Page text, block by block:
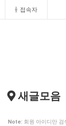
접속자
새글모음
Note: 회원 아이디만 검